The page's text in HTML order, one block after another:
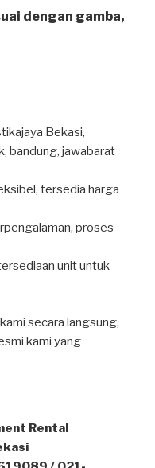
dengan gamba,
Bekasi,
bandung, jawabarat
tersedia harga
proses
unit untuk
secara langsung,
kami yang
Rental